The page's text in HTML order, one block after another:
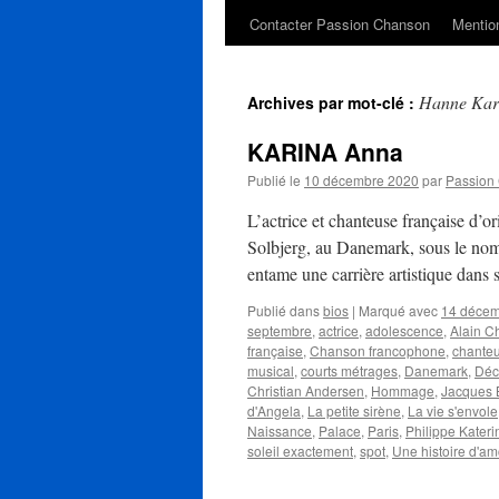
Contacter Passion Chanson
Archives par mot-clé : Hanne
KARINA Anna
Publié le 10 décembre 2020 par Passion
L’actrice et chanteuse française
Solbjerg, au Danemark, sous le
entame une carrière artistique
Publié dansbios | Marqué avec 14
septembre, actrice, adolescence, Alain
française, Chanson francophone,
musical, courts métrages, Danemark,
Christian Andersen, Hommage, Jacques
d'Angela, La petite sirène, La vie s'envole
Naissance, Palace, Paris, Philippe
soleil exactement, spot, Une histoire